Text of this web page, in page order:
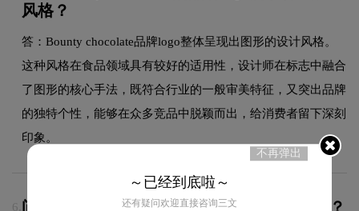
风格？
答：Bounty chocolate品牌logo整体呈现出图形的设计风格。
这种风格在食品领域具有较好的适用性，设计师在标志中融合
了图形的核心手法，既符合行业的一般审美特征，又突出品牌
的独特个性，能够在众多竞品中脱颖而出，给消费者留下深刻
印象。
6. 问：Bounty chocolatelogo采用什么颜色搭配？
不再弹出
～已经到底啦～
还有疑问欢迎直接咨询三文